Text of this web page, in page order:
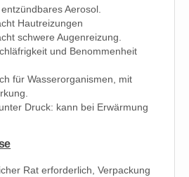
Aerosol.
Hautreizungen
schwere Augenreizung.
und Benommenheit
für Wasserorganismen, mit
Druck: kann bei Erwärmung
Rat erforderlich, Verpackung